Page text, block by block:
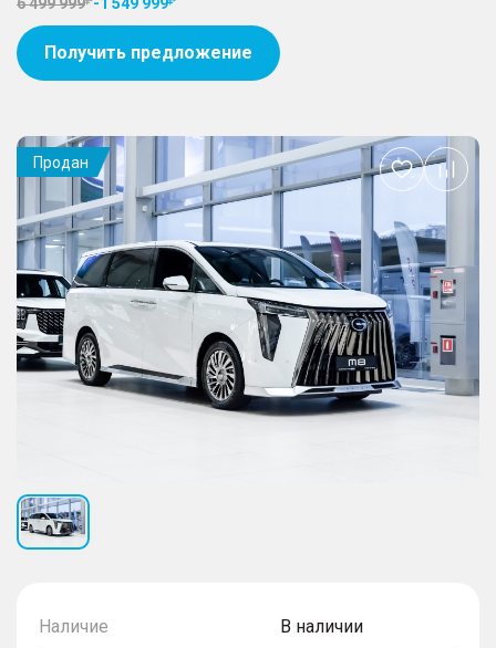
Получить предложение
Наличие В наличии
Продан
Добавить
в